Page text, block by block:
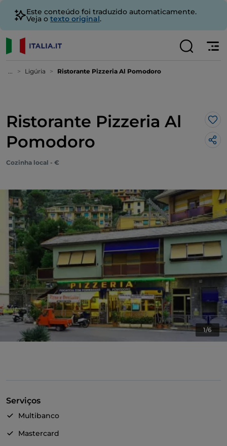
Este conteúdo foi traduzido automaticamente.
Veja o texto original.
... Ligúria Ristorante Pizzeria Al Pomodoro
Ristorante Pizzeria Al
Pomodoro
Cozinha local - €
1/6
Serviços
Multibanco
Mastercard